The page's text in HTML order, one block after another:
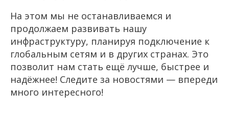
На этом мы не останавливаемся и
продолжаем развивать нашу
инфраструктуру, планируя подключение к
глобальным сетям и в других странах. Это
позволит нам стать ещё лучше, быстрее и
надёжнее! Следите за новостями — впереди
много интересного!